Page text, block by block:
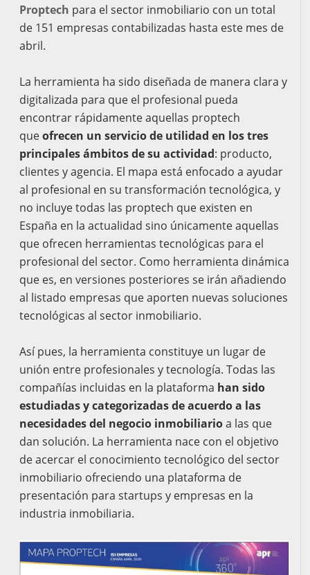
Proptech para el sector inmobiliario con un total
de 151 empresas contabilizadas hasta este mes de
abril.
La herramienta ha sido diseñada de manera clara y
digitalizada para que el profesional pueda
encontrar rápidamente aquellas proptech
queofrecen un servicio de utilidad en los tres
principales ámbitos de su actividad: producto,
clientes y agencia. El mapa está enfocado a ayudar
al profesional en su transformación tecnológica, y
no incluye todas las proptech que existen en
España en la actualidad sino únicamente aquellas
que ofrecen herramientas tecnológicas para el
profesional del sector. Como herramienta dinámica
que es, en versiones posteriores se irán añadiendo
al listado empresas que aporten nuevas soluciones
tecnológicas al sector inmobiliario.
Así pues, la herramienta constituye un lugar de
unión entre profesionales y tecnología. Todas las
compañías incluidas en la plataforma han sido
estudiadas y categorizadas de acuerdo a las
necesidades del negocio inmobiliarioa las que
dan solución. La herramienta nace con el objetivo
de acercar el conocimiento tecnológico del sector
inmobiliario ofreciendo una plataforma de
presentación para startups y empresas en la
industria inmobiliaria.